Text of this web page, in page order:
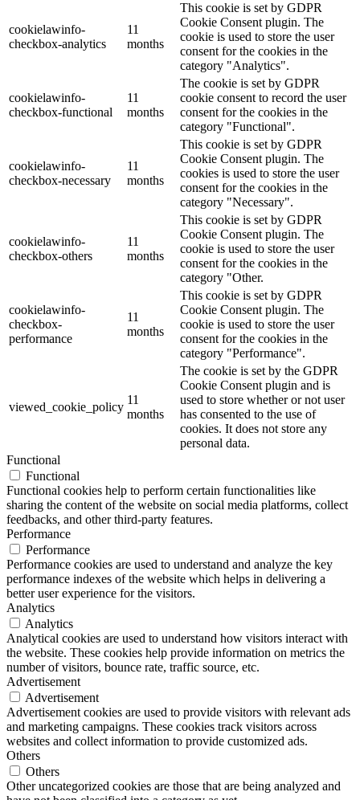
cookielawinfo-
checkbox-analytics
11
months
This cookie is set by GDPR
Cookie Consent plugin. The
cookie is used to store the user
consent for the cookies in the
category "Analytics".
cookielawinfo-
checkbox-functional
11
months
The cookie is set by GDPR
cookie consent to record the user
consent for the cookies in the
category "Functional".
cookielawinfo-
checkbox-necessary
11
months
This cookie is set by GDPR
Cookie Consent plugin. The
cookies is used to store the user
consent for the cookies in the
category "Necessary".
cookielawinfo-
checkbox-others
11
months
This cookie is set by GDPR
Cookie Consent plugin. The
cookie is used to store the user
consent for the cookies in the
category "Other.
cookielawinfo-
checkbox-
performance
11
months
This cookie is set by GDPR
Cookie Consent plugin. The
cookie is used to store the user
consent for the cookies in the
category "Performance".
viewed_cookie_policy
11
months
The cookie is set by the GDPR
Cookie Consent plugin and is
used to store whether or not user
has consented to the use of
cookies. It does not store any
personal data.
Functional
Functional
Functional cookies help to perform certain functionalities like
sharing the content of the website on social media platforms, collect
feedbacks, and other third-party features.
Performance
Performance
Performance cookies are used to understand and analyze the key
performance indexes of the website which helps in delivering a
better user experience for the visitors.
Analytics
Analytics
Analytical cookies are used to understand how visitors interact with
the website. These cookies help provide information on metrics the
number of visitors, bounce rate, traffic source, etc.
Advertisement
Advertisement
Advertisement cookies are used to provide visitors with relevant ads
and marketing campaigns. These cookies track visitors across
websites and collect information to provide customized ads.
Others
Others
Other uncategorized cookies are those that are being analyzed and